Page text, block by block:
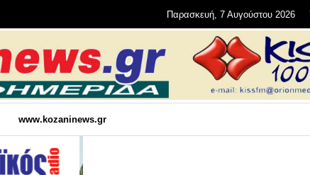
Παρασκευή, 7 Αυγούστου 2026
www.kozaninews.gr